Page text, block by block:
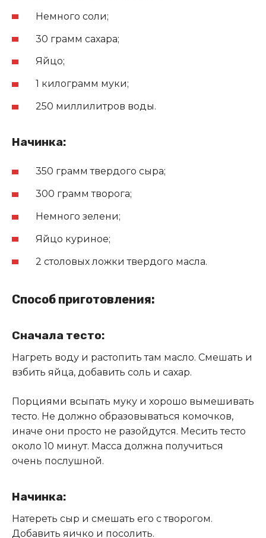
Немного соли;
30 грамм сахара;
Яйцо;
1 килограмм муки;
250 миллилитров воды.
Начинка:
350 грамм твердого сыра;
300 грамм творога;
Немного зелени;
Яйцо куриное;
2 столовых ложки твердого масла.
Способ приготовления:
Сначала тесто:
Нагреть воду и растопить там масло. Смешать и
взбить яйца, добавить соль и сахар.
Порциями всыпать муку и хорошо вымешивать
тесто. Не должно образовываться комочков,
иначе они просто не разойдутся. Месить тесто
около 10 минут. Масса должна получиться
очень послушной.
Начинка:
Натереть сыр и смешать его с творогом.
Добавить яичко и посолить.